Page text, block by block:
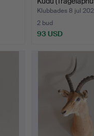
Klubbades 8 jul
2 bud
93 USD